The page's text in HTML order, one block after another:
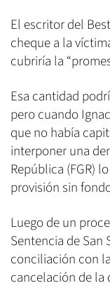
El escritor del
cheque a la
cubriría la
Esa cantidad
pero cuando
que no había
interponer una
República (FGR)
provisión sin
Luego de un
Sentencia de San
conciliación con
cancelación de la